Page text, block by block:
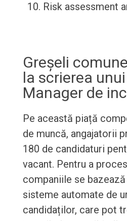
Risk assessment
Greșeli
la scrierea
Manager de
Pe această piață
de muncă, angajatorii
180 de candidaturi
vacant. Pentru a
companiile se
sisteme automate de
candidaților, care pot